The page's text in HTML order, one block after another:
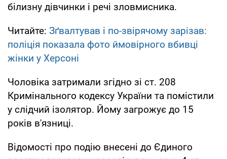
білизну дівчинки і речі зловмисника.
Читайте: Зґвалтував і по-звірячому зарізав:
поліція показала фото ймовірного вбивці
жінки у Херсоні
Чоловіка затримали згідно зі ст. 208
Кримінального кодексу України та помістили
у слідчий ізолятор. Йому загрожує до 15
років в'язниці.
Відомості про подію внесені до Єдиного